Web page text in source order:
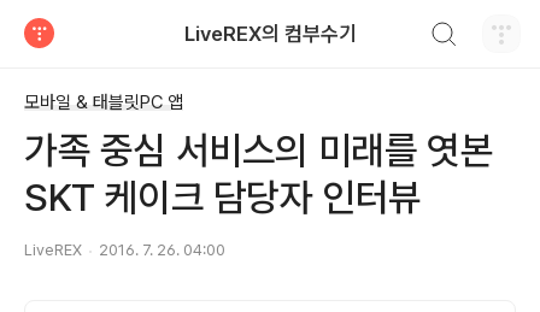
LiveREX의 컴부수기
모바일 & 태블릿PC 앱
가족 중심 서비스의 미래를 엿본
SKT 케이크 담당자 인터뷰
LiveREX 2016. 7. 26. 04:00